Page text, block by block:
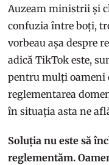
Auzeam ministrii și
confuzia între boți,
vorbeau așa despre
adică TikTok este,
pentru mulți
reglementarea
în situația asta ne
Soluția nu este să
reglementăm.